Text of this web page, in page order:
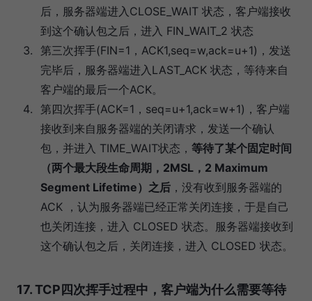
后，服务器端进入CLOSE_WAIT 状态，客户端接收
到这个确认包之后，进入 FIN_WAIT_2 状态
第三次挥手(FIN=1，ACK1,seq=w,ack=u+1)，发送
完毕后，服务器端进入LAST_ACK 状态，等待来自
客户端的最后一个ACK。
第四次挥手(ACK=1，seq=u+1,ack=w+1)，客户端
接收到来自服务器端的关闭请求，发送一个确认
包，并进入 TIME_WAIT状态， 等待了某个固定时间
（两个最大段生命周期，2MSL，2 Maximum
Segment Lifetime）之后 ，没有收到服务器端的
ACK ，认为服务器端已经正常关闭连接，于是自己
也关闭连接，进入 CLOSED 状态。服务器端接收到
这个确认包之后，关闭连接，进入 CLOSED 状态。
17. TCP四次挥手过程中，客户端为什么需要等待